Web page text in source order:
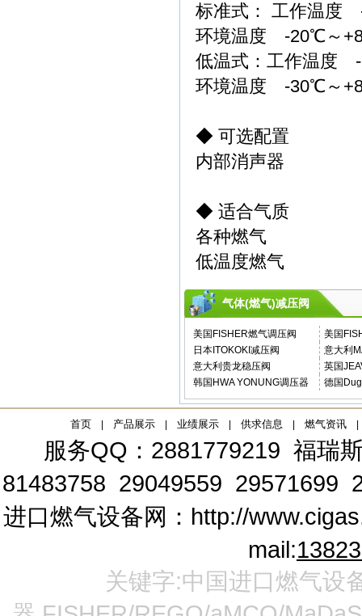
标准式： 工作温度
环境温度 -20℃～
低温式：工作温度
环境温度 -30℃～
◆ 可选配置
内部消声器
◆ 适合气质
各种燃气
低温度燃气
气体(燃气)减压阀
美国FISHER燃气调压阀
美国
日本ITOKOKI减压阀
意大利
意大利贵龙稳压阀
英国
韩国HWA YONUNG调压器
德国
首页 产品展示 业绩展示 供求信息 燃气资讯
服务QQ：2881779219 福瑞
81483758 29049559 29571699
进口燃气设备网： http://
mail:
关键字:中国进口燃气设